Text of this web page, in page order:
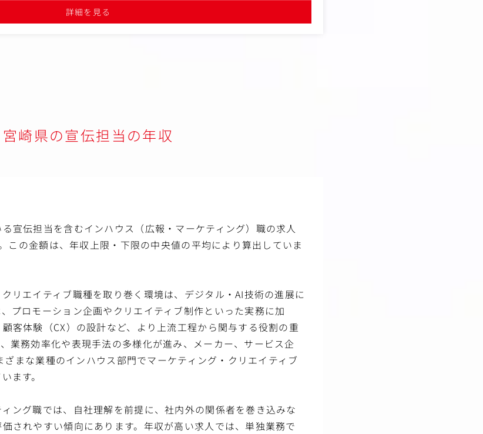
ていく役割です。
詳細を見る
宮崎県の宣伝担当の年収
宣伝担当を含むインハウス（広報・マーケティング）職の求人
この金額は、年収上限・下限の中央値の平均により算出していま
リエイティブ職種を取り巻く環境は、デジタル・AI技術の進展に
プロモーション企画やクリエイティブ制作といった実務に加
客体験（CX）の設計など、より上流工程から関与する役割の重
業務効率化や表現手法の多様化が進み、メーカー、サービス企
まな業種のインハウス部門でマーケティング・クリエイティブ
ます。
ング職では、自社理解を前提に、社内外の関係者を巻き込みな
されやすい傾向にあります。年収が高い求人では、単独業務で